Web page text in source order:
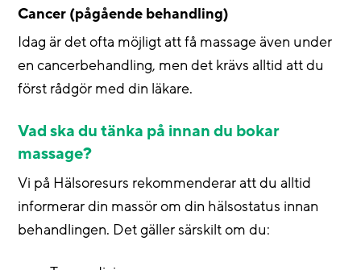
Cancer (pågående behandling)
Idag är det ofta möjligt att få massage även under
en cancerbehandling, men det krävs alltid att du
först rådgör med din läkare.
Vad ska du tänka på innan du bokar
massage?
Vi på Hälsoresurs rekommenderar att du alltid
informerar din massör om din hälsostatus innan
behandlingen. Det gäller särskilt om du: